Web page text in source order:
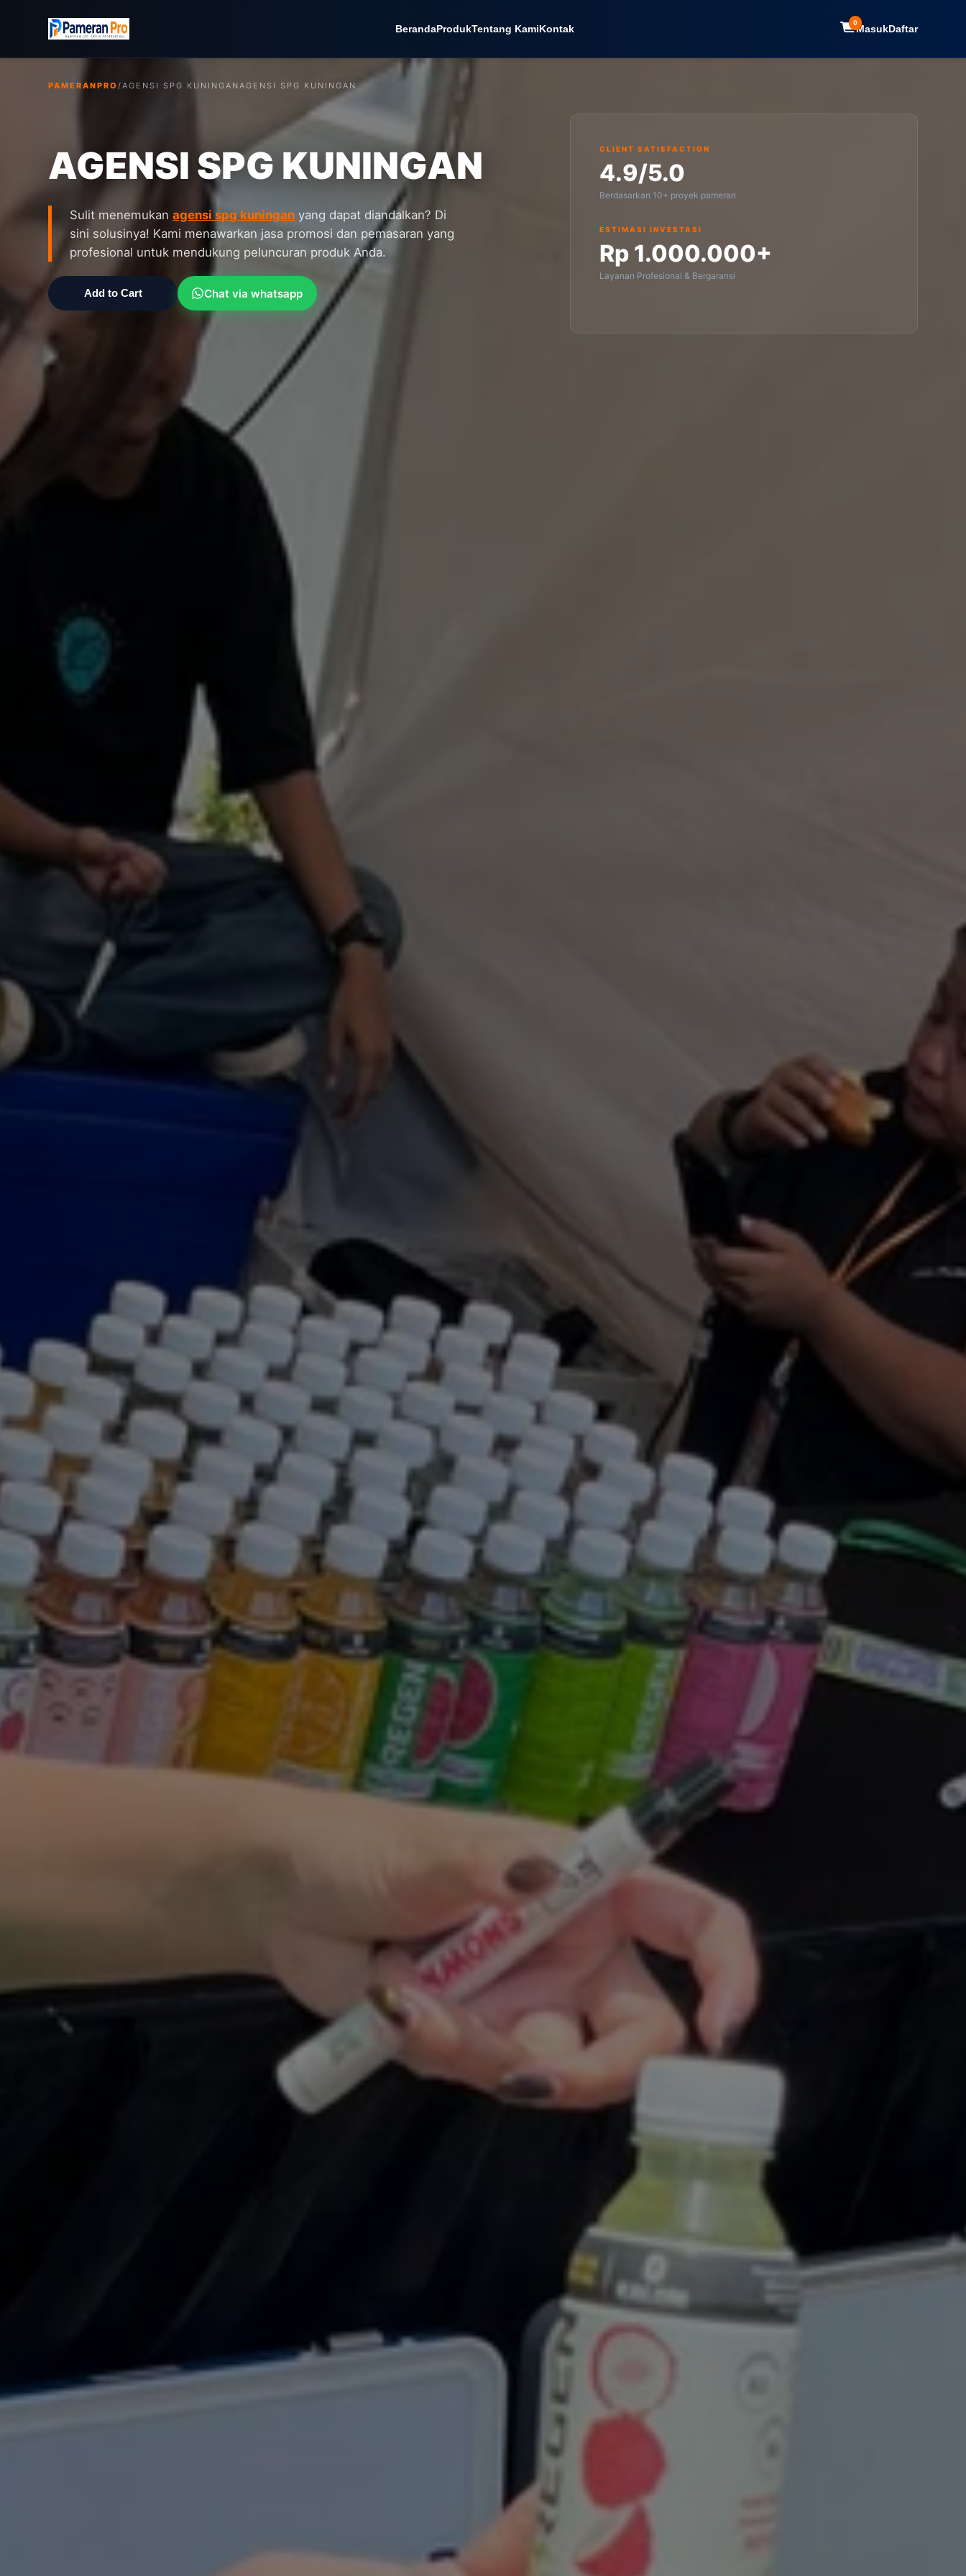
BerandaProdukTentang KamiKontak 0MasukDaftar
PAMERANPRO/AGENSI SPG KUNINGANAGENSI SPG KUNINGAN
AGENSI SPG KUNINGAN
Sulit menemukanagensi spg kuningan yang dapat diandalkan? Di
sini solusinya! Kami menawarkan jasa promosi dan pemasaran yang
profesional untuk mendukung peluncuran produk Anda.
Add to Cart Chat via whatsapp
CLIENT SATISFACTION
4.9/5.0
Berdasarkan 10+ proyek pameran
ESTIMASI INVESTASI
Rp 1.000.000+
Layanan Profesional & Bergaransi